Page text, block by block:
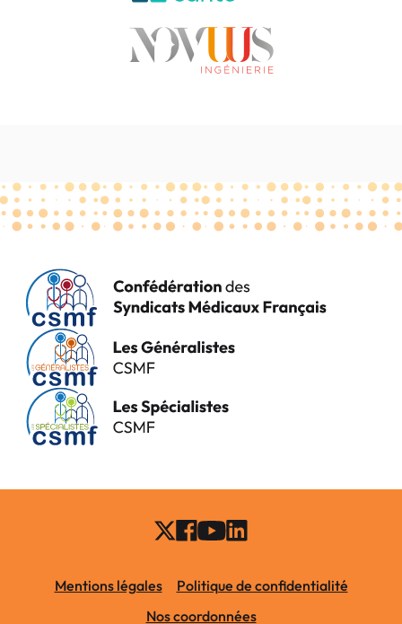
Mentions légales
Politique de confidentialité
Nos coordonnées